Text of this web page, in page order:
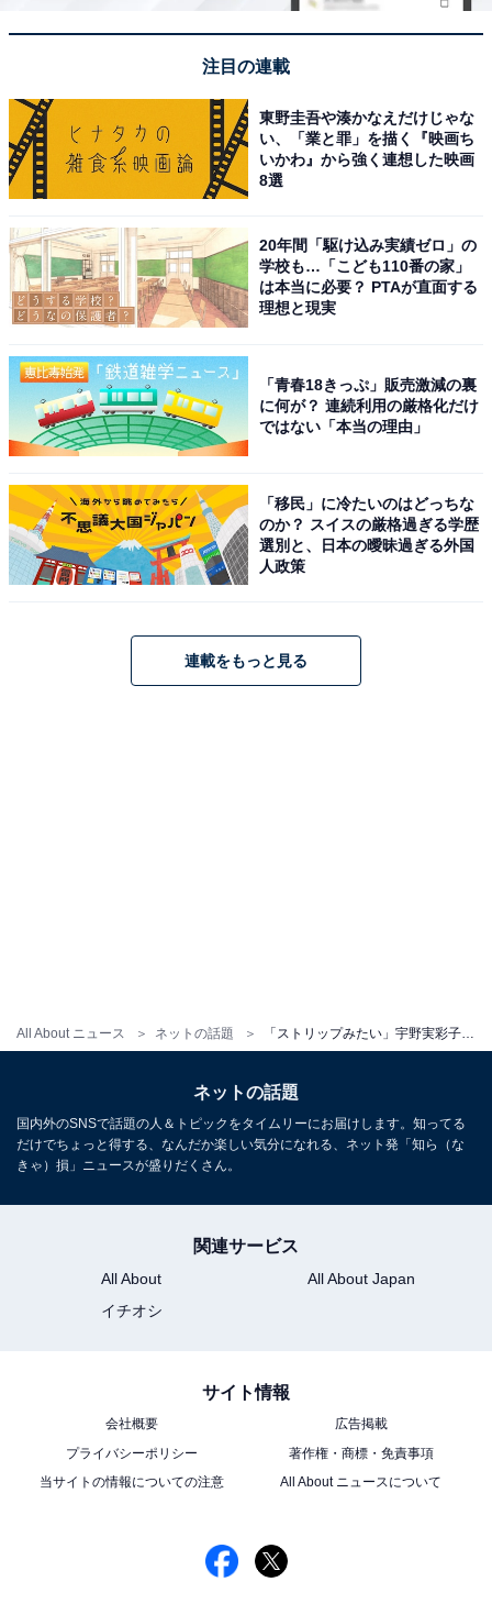
All About ニュース ネットの話題 「ストリップみたい」宇野実彩子、透け透けセクシー衣装姿に反響！ 「エロかっこいい」「やばい」
注目の連載
東野圭吾や湊かなえだけじゃな
い、「業と罪」を描く『映画ち
いかわ』から強く連想した映画
8選
20年間「駆け込み実績ゼロ」の
学校も…「こども110番の家」
は本当に必要？ PTAが直面する
理想と現実
「青春18きっぷ」販売激減の裏
に何が？ 連続利用の厳格化だけ
ではない「本当の理由」
「移民」に冷たいのはどっちな
のか？ スイスの厳格過ぎる学歴
選別と、日本の曖昧過ぎる外国
人政策
連載をもっと見る
ネットの話題
国内外のSNSで話題の人＆トピックをタイムリーにお届けします。知ってる
だけでちょっと得する、なんだか楽しい気分になれる、ネット発「知ら（な
きゃ）損」ニュースが盛りだくさん。
関連サービス
All About
All About Japan
イチオシ
サイト情報
会社概要
広告掲載
プライバシーポリシー
著作権・商標・免責事項
当サイトの情報についての注意
All About ニュースについて